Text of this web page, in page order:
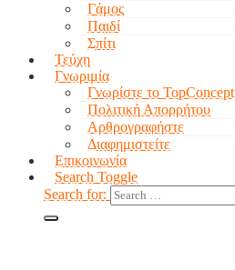
Γάμος
Παιδί
Σπίτι
Τεύχη
Γνωριμία
Γνωρίστε το TopConcept
Πολιτική Απορρήτου
Αρθρογραφήστε
Διαφημιστείτε
Επικοινωνία
Search Toggle
Search for: